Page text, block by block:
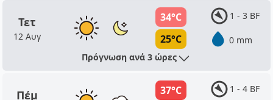
Τετ
12 Αυγ
34°C
25°C
1 - 3 BF
0 mm
Πρόγνωση ανά 3 ώρες
Πέμ
37°C
1 - 4 BF